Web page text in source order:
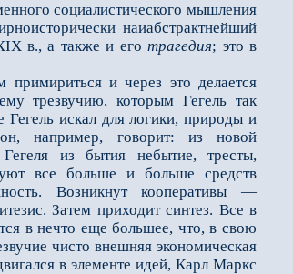
социалистического мышления
наиабстрактнейший
в., а также и еготрагедия; это в
и через это делается
трезвучию, которым Гегель так
Гегель искал для логики, природы и
например, говорит: из новой
Гегеля из бытия небытие, тресты,
все больше и больше средств
Возникнут кооперативы —
Затем приходит синтез. Все в
в нечто еще большее, что, в свою
чисто внешняя экономическая
в элементе идей, Карл Маркс